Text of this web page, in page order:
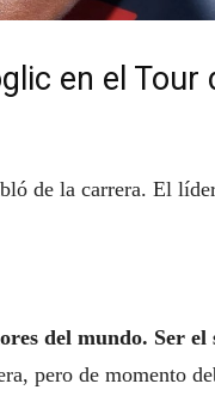
en el Tour
de la carrera. El
del mundo. Ser el
pero de momento